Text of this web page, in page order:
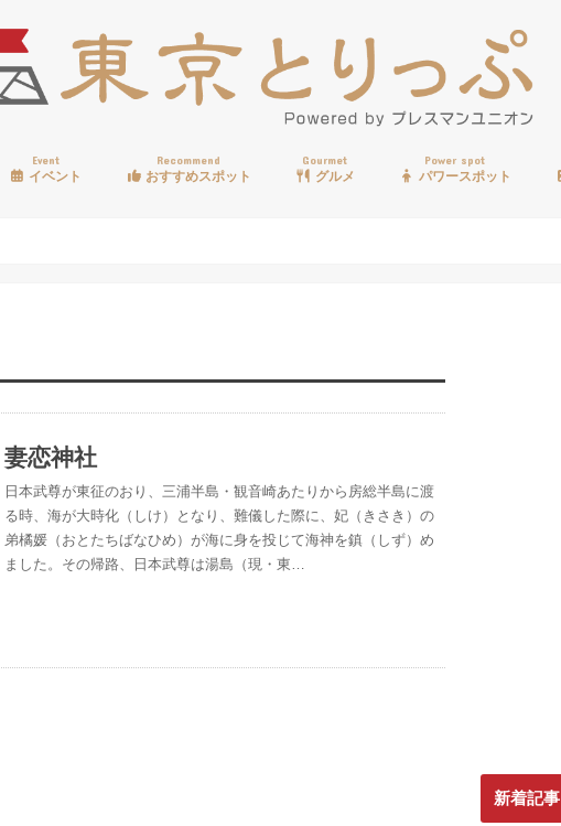
Event
イベント
Recommend
おすすめスポット
Gourmet
グルメ
Power spot
パワースポット
妻恋神社
日本武尊が東征のおり、三浦半島・観音崎あたりから房総半島に渡
る時、海が大時化（しけ）となり、難儀した際に、妃（きさき）の
弟橘媛（おとたちばなひめ）が海に身を投じて海神を鎮（しず）め
ました。その帰路、日本武尊は湯島（現・東…
新着記事